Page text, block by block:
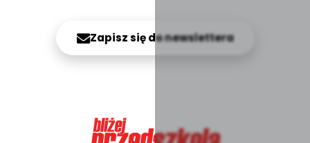
Zapisz się do newslettera